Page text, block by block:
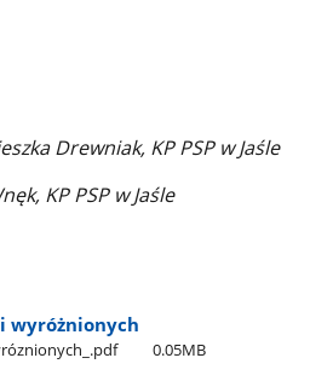
Drewniak, KP PSP w Jaśle
KP PSP w Jaśle
wyróżnionych
0.05MB